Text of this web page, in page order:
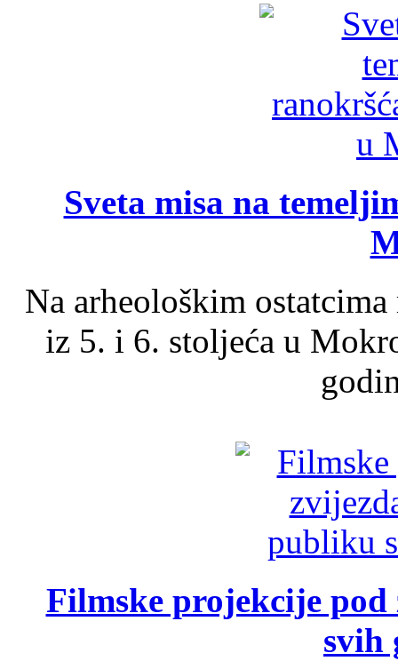
Sveta misa na
Na arheološkim
iz 5. i 6. stoljeća u
Filmske projekcije
svih